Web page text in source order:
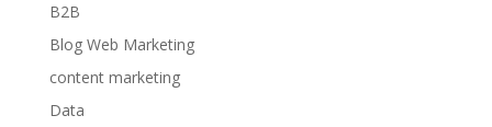
B2B
Blog Web Marketing
content marketing
Data